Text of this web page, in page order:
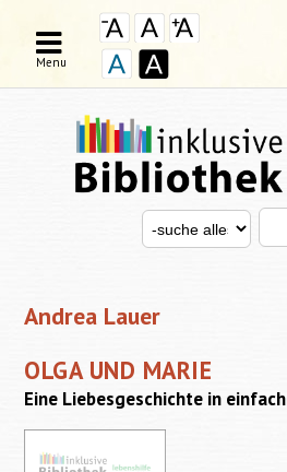
Search for
Menu
Andrea Lauer
OLGA UND MARIE
Eine Liebesgeschichte in